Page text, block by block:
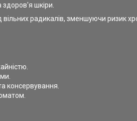
здоров'я шкіри.
радикалів, зменшуючи ризик
консервування.